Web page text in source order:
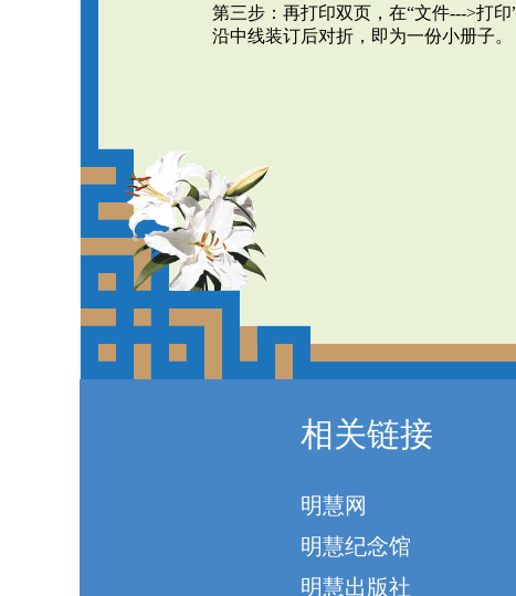
第三步：再打印双页，在“文件--->打
沿中线装订后对折，即为一份小册子。
相关链接
明慧网
明慧纪念馆
明慧出版社